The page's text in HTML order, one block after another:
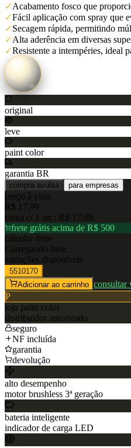
✓Acabamento fosco que
✓Fácil aplicação com spray que
✓Secagem rápida, permitindo
✓Alta aderência em diversas
✓Resistente a intempéries, ideal
original
leve
paint color
garantia BR
compra avulsa para empresas
preço à vista
R$ 17,99
caixa c/
1 un.: R$ 17,99
frete grátis acima de R$ 500
calcular frete
Carregando frete…
variações disponíveis
5510170
Adicionar ao carrinho consultar
P
loja paint color
distribuidor autorizado
seguro
NF incluída
garantia
devolução
alto desempenho
motor brushless 3ª geração
bateria inteligente
indicador de carga LED